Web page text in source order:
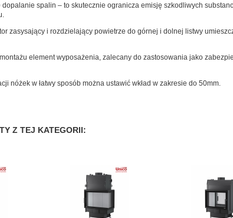
spalin – to skutecznie ogranicza emisję szkodliwych
zasysający i rozdzielający powietrze do górnej i dolnej listwy
montażu element wyposażenia, zalecany do zastosowania jako
nóżek w łatwy sposób można ustawić wkład w zakresie do 50mm.
Z TEJ KATEGORII: